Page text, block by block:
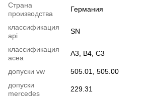
Страна
производства
Германия
классификация
api
SN
классификация
acea
A3, B4, C3
допуски vw
505.01, 505.00
допуски
mercedes
229.31